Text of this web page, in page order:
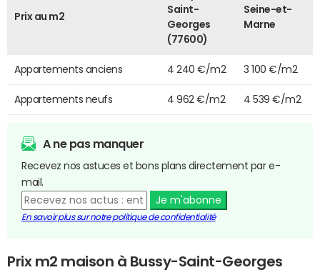
Prix au m2
Saint-
Georges
(77600)
Seine-et-
Marne
Appartements anciens 4 240 €/m2 3 100 €/m2
Appartements neufs 4 962 €/m2 4 539 €/m2
A ne pas manquer
Recevez nos astuces et bons plans directement par e-
mail.
Je m'abonne
En savoir plus sur notre politique de confidentialité
Prix m2 maison à Bussy-Saint-Georges